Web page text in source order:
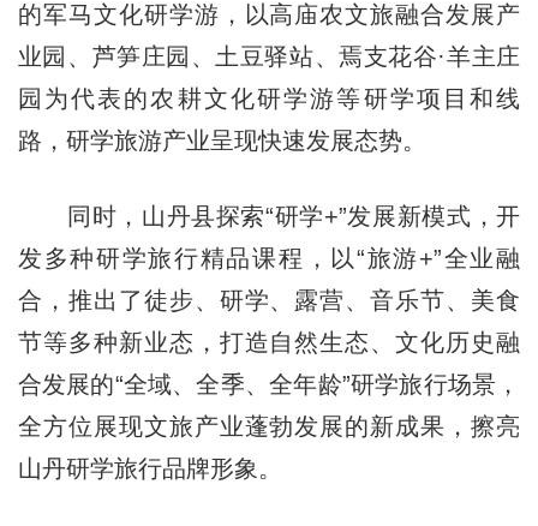
的军马文化研学游，以高庙农文旅融合发展产
业园、芦笋庄园、土豆驿站、焉支花谷·羊主庄
园为代表的农耕文化研学游等研学项目和线
路，研学旅游产业呈现快速发展态势。
同时，山丹县探索“研学+”发展新模式，开
发多种研学旅行精品课程，以“旅游+”全业融
合，推出了徒步、研学、露营、音乐节、美食
节等多种新业态，打造自然生态、文化历史融
合发展的“全域、全季、全年龄”研学旅行场景，
全方位展现文旅产业蓬勃发展的新成果，擦亮
山丹研学旅行品牌形象。